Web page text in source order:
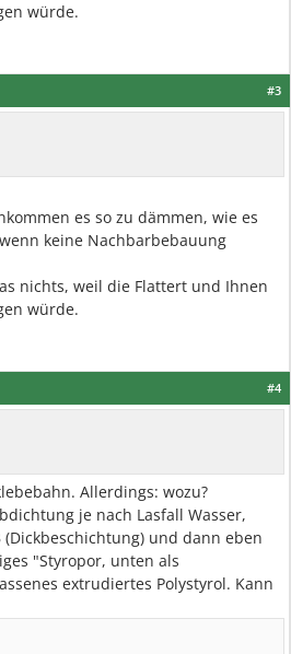
würde.
#3
es so zu dämmen, wie es
keine Nachbarbebauung
nichts, weil die Flattert und Ihnen
würde.
#4
Allerdings: wozu?
je nach Lasfall Wasser,
und dann eben
"Styropor, unten als
extrudiertes Polystyrol. Kann